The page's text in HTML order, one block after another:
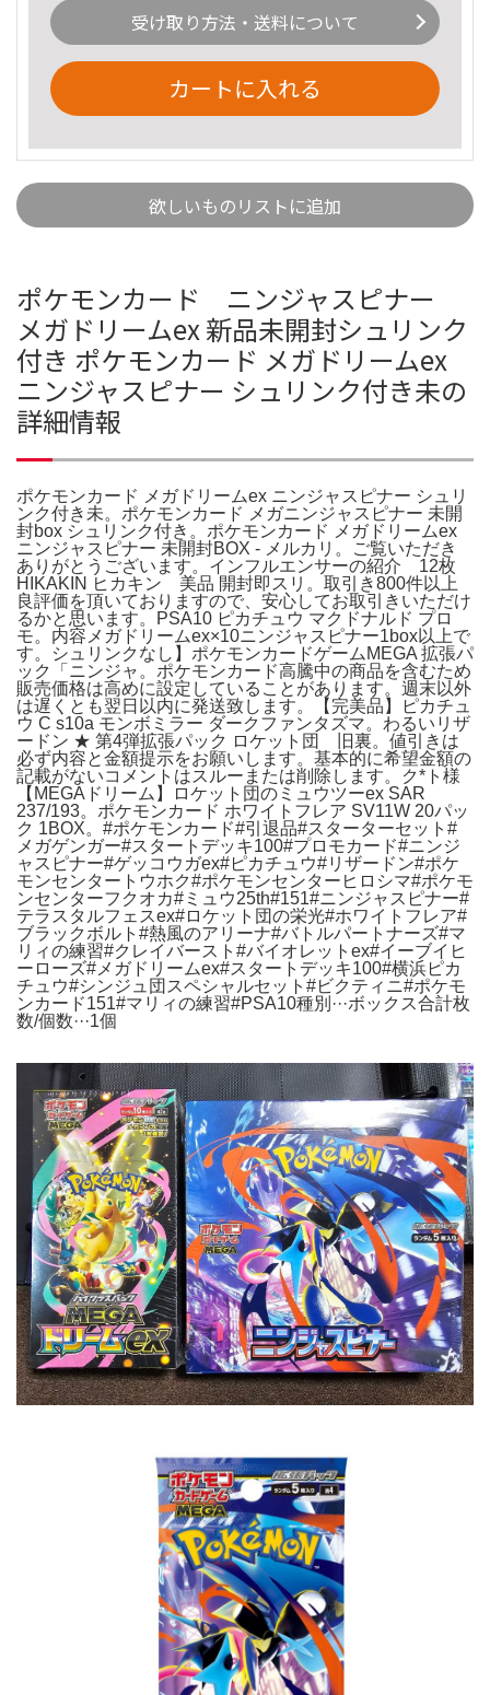
受け取り方法・送料について
カートに入れる
欲しいものリストに追加
ポケモンカード ニンジャスピナー
メガドリームex 新品未開封シュリンク
付き ポケモンカード メガドリームex
ニンジャスピナー シュリンク付き未の
詳細情報
ポケモンカード メガドリームex ニンジャスピナー シュリ
ンク付き未。ポケモンカード メガニンジャスピナー 未開
封box シュリンク付き。ポケモンカード メガドリームex
ニンジャスピナー 未開封BOX - メルカリ。ご覧いただき
ありがとうございます。インフルエンサーの紹介 12枚
HIKAKIN ヒカキン 美品 開封即スリ。取引き800件以上
良評価を頂いておりますので、安心してお取引きいただけ
るかと思います。PSA10 ピカチュウ マクドナルド プロ
モ。内容メガドリームex×10ニンジャスピナー1box以上で
す。シュリンクなし】ポケモンカードゲームMEGA 拡張パ
ック「ニンジャ。ポケモンカード高騰中の商品を含むため
販売価格は高めに設定していることがあります。週末以外
は遅くとも翌日以内に発送致します。【完美品】ピカチュ
ウ C s10a モンボミラー ダークファンタズマ。わるいリザ
ードン ★ 第4弾拡張パック ロケット団 旧裏。値引きは
必ず内容と金額提示をお願いします。基本的に希望金額の
記載がないコメントはスルーまたは削除します。ク*ト様
【MEGAドリーム】ロケット団のミュウツーex SAR
237/193。ポケモンカード ホワイトフレア SV11W 20パッ
ク 1BOX。#ポケモンカード#引退品#スターターセット#
メガゲンガー#スタートデッキ100#プロモカード#ニンジ
ャスピナー#ゲッコウガex#ピカチュウ#リザードン#ポケ
モンセンタートウホク#ポケモンセンターヒロシマ#ポケモ
ンセンターフクオカ#ミュウ25th#151#ニンジャスピナー#
テラスタルフェスex#ロケット団の栄光#ホワイトフレア#
ブラックボルト#熱風のアリーナ#バトルパートナーズ#マ
リィの練習#クレイバースト#バイオレットex#イーブイヒ
ーローズ#メガドリームex#スタートデッキ100#横浜ピカ
チュウ#シンジュ団スペシャルセット#ビクティニ#ポケモ
ンカード151#マリィの練習#PSA10種別···ボックス合計枚
数/個数···1個